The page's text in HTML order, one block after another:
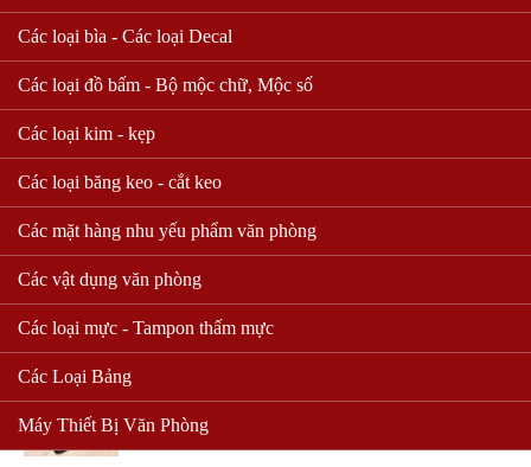
Các loại bìa - Các loại Decal
Các loại đồ bấm - Bộ mộc chữ, Mộc số
Các loại kim - kẹp
Các loại băng keo - cắt keo
Các mặt hàng nhu yếu phẩm văn phòng
Các vật dụng văn phòng
Các loại mực - Tampon thấm mực
Các Loại Bảng
Máy Thiết Bị Văn Phòng